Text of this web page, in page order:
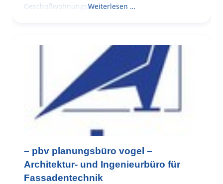
GeschoßwohnungsbauWeiterlesen …
– pbv planungsbüro vogel –
Architektur- und Ingenieurbüro für
Fassadentechnik